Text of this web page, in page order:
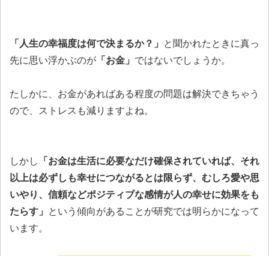
「人生の幸福度は何で決まるか？」
と聞かれたときに真っ
先に思い浮かぶのが「お金」 ではないでしょうか。
たしかに、お金があればある程度の問題は解決できちゃう
ので、ストレスも減りますよね。
しかし
「お金は生活に必要なだけ確保されていれば、それ
以上は必ずしも幸せにつながるとは限らず、むしろ愛や思
いやり、信頼などポジティブな感情が人の幸せに効果をも
たらす」
という傾向があることが研究では明らかになって
います。